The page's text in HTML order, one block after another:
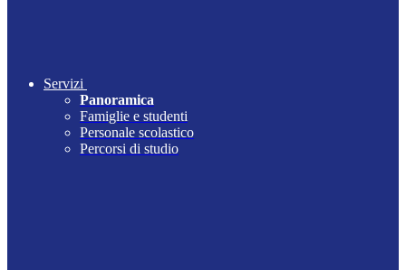
Servizi
Panoramica
Famiglie e studenti
Personale scolastico
Percorsi di studio